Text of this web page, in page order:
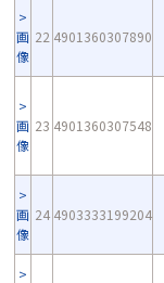
画
像
22 4901360307890
画
像
23 4901360307548
画
像
24 4903333199204